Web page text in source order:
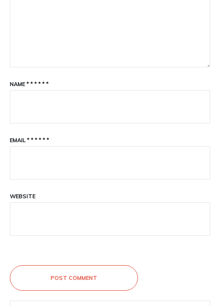
NAME * * * * * *
EMAIL * * * * * *
WEBSITE
POST COMMENT